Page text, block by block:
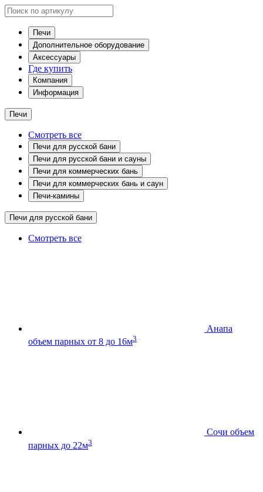
Печи
Дополнительное оборудование
Аксессуары
Где купить
Компания
Информация
Печи
Смотреть все
Печи для русской бани
Печи для русской бани и сауны
Печи для коммерческих бань
Печи для коммерческих бань и саун
Печи-камины
Печи для русской бани
Смотреть все
Анапа
объем парных от 8 до 16м3
Сочи объем
парных до 22м3